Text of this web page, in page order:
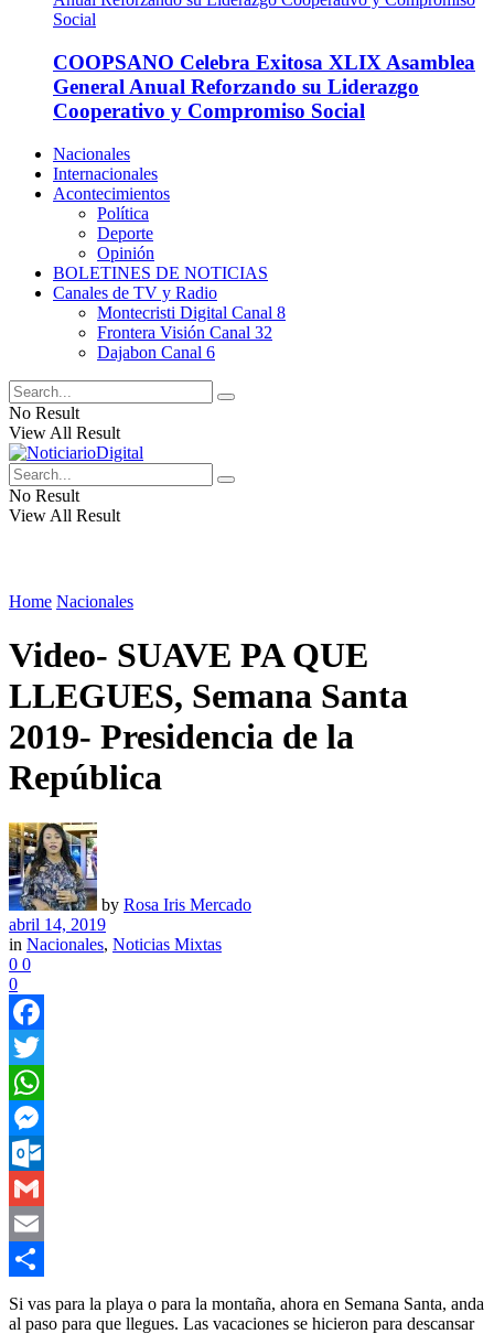
COOPSANO Celebra Exitosa XLIX Asamblea
General Anual Reforzando su Liderazgo
Cooperativo y Compromiso Social
Nacionales
Internacionales
Acontecimientos
Política
Deporte
Opinión
BOLETINES DE NOTICIAS
Canales de TV y Radio
Montecristi Digital Canal 8
Frontera Visión Canal 32
Dajabon Canal 6
No Result
View All Result
No Result
View All Result
Home Nacionales
Video- SUAVE PA QUE
LLEGUES, Semana Santa
2019- Presidencia de la
República
by Rosa Iris Mercado
abril 14, 2019
in Nacionales, Noticias Mixtas
0 0
0
Facebook
Twitter
WhatsApp
Messenger
Outlook.com
Gmail
Email
Compartir
Si vas para la playa o para la montaña, ahora en Semana Santa, anda
al paso para que llegues. Las vacaciones se hicieron para descansar